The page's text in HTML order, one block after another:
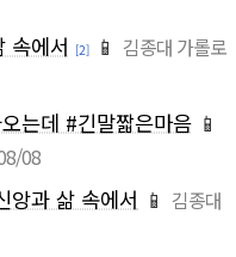
속에서 [2] 📱 김종대 가롤로
는데 #긴말짧은마음 📱
08
앙과 삶 속에서 📱 김종대